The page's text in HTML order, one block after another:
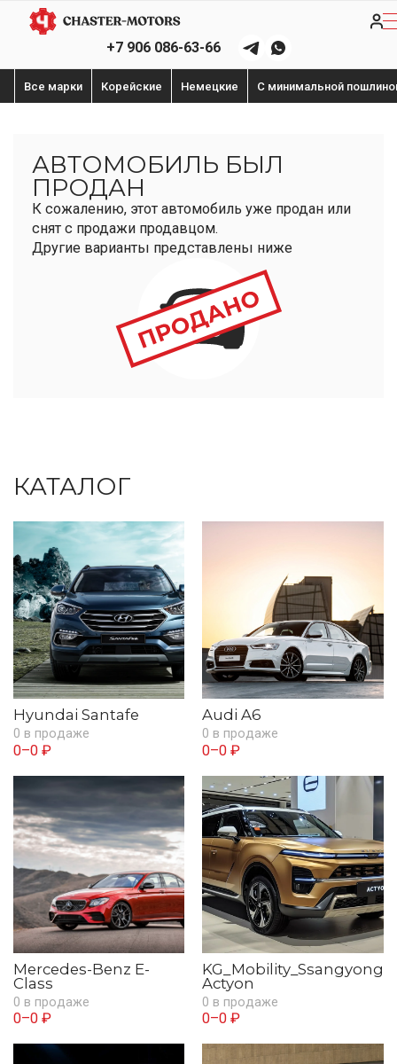
+7 906 086-63-66
Все марки Корейские Немецкие С минимальной
АВТОМОБИЛЬ БЫЛ
ПРОДАН
К сожалению, этот автомобиль уже продан или
снят с продажи продавцом.
Другие варианты представлены ниже
КАТАЛОГ
Hyundai Santafe
0 в продаже
0–0 ₽
Audi A6
0 в продаже
0–0 ₽
Mercedes-Benz E-
Class
0 в продаже
0–0 ₽
KG_Mobility_Ssangyong
Actyon
0 в продаже
0–0 ₽